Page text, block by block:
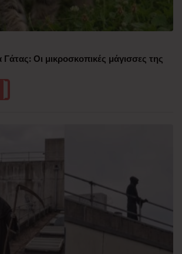
Οι μικροσκοπικές μάγισσες της